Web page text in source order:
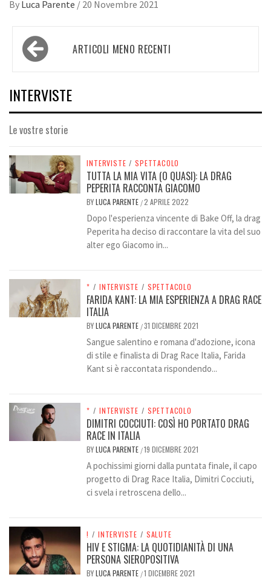
By Luca Parente / 20 Novembre 2021
Navigazione
articoli ARTICOLI MENO RECENTI
INTERVISTE
Le vostre storie
INTERVISTE / SPETTACOLO
TUTTA LA MIA VITA (O QUASI): LA DRAG
PEPERITA RACCONTA GIACOMO
BYLUCA PARENTE /2 APRILE 2022
Dopo l'esperienza vincente di Bake Off, la drag
Peperita ha deciso di raccontare la vita del suo
alter ego Giacomo in...
* / INTERVISTE / SPETTACOLO
FARIDA KANT: LA MIA ESPERIENZA A DRAG RACE
ITALIA
BYLUCA PARENTE /31 DICEMBRE 2021
Sangue salentino e romana d'adozione, icona
di stile e finalista di Drag Race Italia, Farida
Kant si è raccontata rispondendo...
* / INTERVISTE / SPETTACOLO
DIMITRI COCCIUTI: COSÌ HO PORTATO DRAG
RACE IN ITALIA
BYLUCA PARENTE /19 DICEMBRE 2021
A pochissimi giorni dalla puntata finale, il capo
progetto di Drag Race Italia, Dimitri Cocciuti,
ci svela i retroscena dello...
! / INTERVISTE / SALUTE
HIV E STIGMA: LA QUOTIDIANITÀ DI UNA
PERSONA SIEROPOSITIVA
BYLUCA PARENTE /1 DICEMBRE 2021